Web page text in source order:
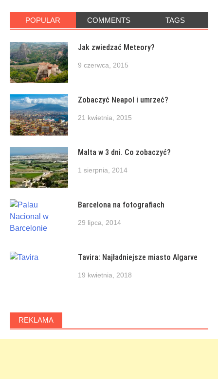
POPULAR COMMENTS TAGS
Jak zwiedzać Meteory?
9 czerwca, 2015
Zobaczyć Neapol i umrzeć?
21 kwietnia, 2015
Malta w 3 dni. Co zobaczyć?
1 sierpnia, 2014
Barcelona na fotografiach
29 lipca, 2014
Tavira: Najładniejsze miasto Algarve
19 kwietnia, 2018
REKLAMA